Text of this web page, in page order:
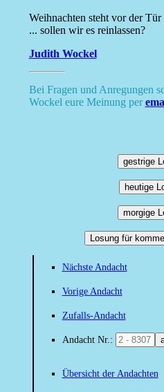
Weihnachten steht vor der Tür
... sollen wir es reinlassen?
Judith Wockel
Bei Fragen und Anregungen
Wockel eure Meinung per
gestrige
heutige
morgige
Losung für
Nächste Andacht
Vorige Andacht
Zufalls-Andacht
Andacht Nr.:
Übersicht der Andachten